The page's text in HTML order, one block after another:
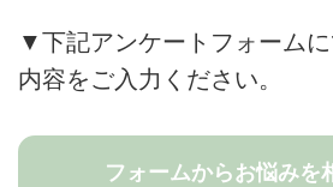
▼下記アンケートフォーム
内容をご入力ください。
フォームからお悩みを